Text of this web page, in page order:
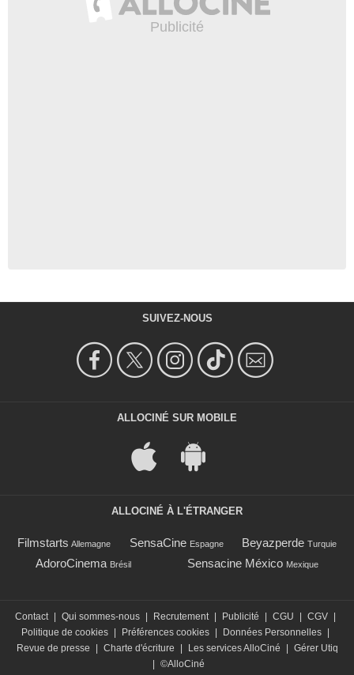
SUIVEZ-NOUS
ALLOCINÉ SUR MOBILE
ALLOCINÉ À L'ÉTRANGER
Filmstarts Allemagne SensaCine Espagne Beyazperde Turquie
AdoroCinema Brésil Sensacine México Mexique
Contact Qui sommes-nous Recrutement Publicité CGU CGV
Politique de cookies
Préférences cookies Données Personnelles
Revue de presse
Charte d'écriture Les services AlloCiné
Gérer Utiq
©AlloCiné